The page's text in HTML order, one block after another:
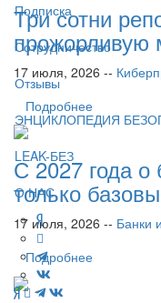
Подписка
Сотрудничество
Отзывы
ЭНЦИКЛОПЕДИЯ
LEAK-БЕЗ
О НАС
Три сотни
прожорливую
17 июля, 2026 --
Подробнее
С 2027 года о
только
17 июля, 2026 -- Банки
Подробнее